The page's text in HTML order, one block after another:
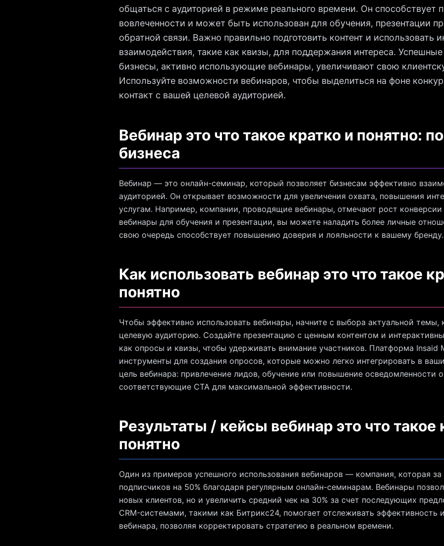
общаться с аудиторией в режиме реального времени. Он способствует
вовлеченности и может быть использован для обучения, презентации
обратной связи. Важно правильно подготовить контент и использовать
взаимодействия, такие как квизы, для поддержания интереса.
бизнесы, активно использующие вебинары, увеличивают свою
Используйте возможности вебинаров, чтобы выделиться на фоне
контакт с вашей целевой аудиторией.
Вебинар это что такое кратко и понятно:
бизнеса
Вебинар — это онлайн-семинар, который позволяет бизнесам эффективно
аудиторией. Он открывает возможности для увеличения охвата, повышения
услугам. Например, компании, проводящие вебинары, отмечают рост конверсии
вебинары для обучения и презентации, вы можете наладить более личные
свою очередь способствует повышению доверия и лояльности к вашему бренду.
Как использовать вебинар это что такое
понятно
Чтобы эффективно использовать вебинары, начните с выбора актуальной темы,
целевую аудиторию. Создайте презентацию с ценным контентом и
как опросы и квизы, чтобы удерживать внимание участников. Платформа Insaid
инструменты для создания опросов, которые можно легко интегрировать в
цель вебинара: привлечение лидов, обучение или повышение осведомленности
соответствующие CTA для максимальной эффективности.
Результаты / кейсы вебинар это что такое
понятно
Один из примеров успешного использования вебинаров — компания, которая за
подписчиков на 50% благодаря регулярным онлайн-семинарам. Вебинары
новых клиентов, но и увеличить средний чек на 30% за счет последующих
CRM-системами, такими как Битрикс24, помогает отслеживать эффективность
вебинара, позволяя корректировать стратегию в реальном времени.